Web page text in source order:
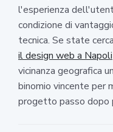
l'esperienza
condizione di
tecnica. Se state
il design web a Napoli
vicinanza geografica
binomio vincente per
progetto passo dopo